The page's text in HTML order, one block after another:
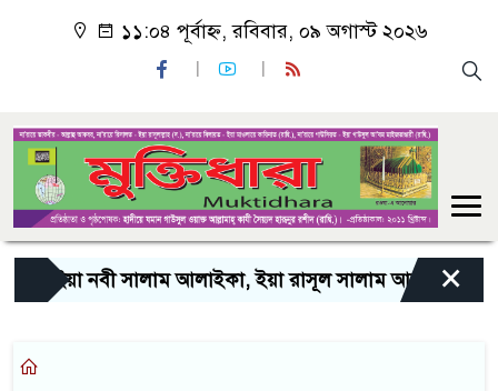
১১:০৪ পূর্বাহ্ন, রবিবার, ০৯ অগাস্ট ২০২৬
“ইয়া নবী সালাম আলাইকা, ইয়া রাসূল সালাম আলাইকা,
×